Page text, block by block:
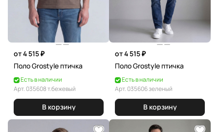
от 4 515 ₽
Поло Grostyle птичка
Есть в наличии
Арт. 035608 т.бежевый
В корзину
от 4 515 ₽
Поло Grostyle птичка
Есть в наличии
Арт. 035606 зеленый
В корзину